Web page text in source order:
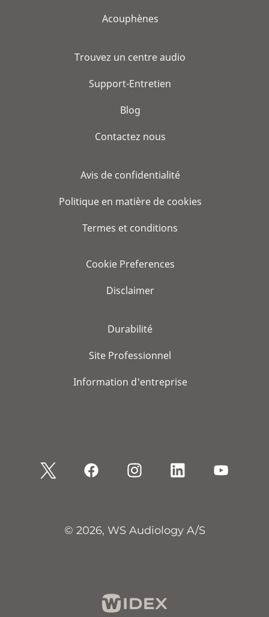
Acouphènes
Trouvez un centre audio
Support-Entretien
Blog
Contactez nous
Avis de confidentialité
Politique en matière de cookies
Termes et conditions
Cookie Preferences
Disclaimer
Durabilité
Site Professionnel
Information d'entreprise
© 2026, WS Audiology A/S